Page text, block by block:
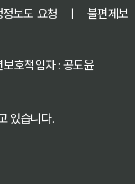
보도 요청 ㅣ 불편제보
호책임자 : 공도윤
있습니다.